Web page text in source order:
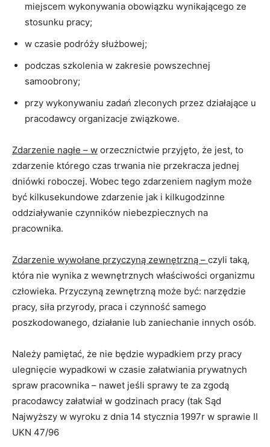
miejscem wykonywania obowiązku wynikającego ze
stosunku pracy;
w czasie podróży służbowej;
podczas szkolenia w zakresie powszechnej
samoobrony;
przy wykonywaniu zadań zleconych przez działające u
pracodawcy organizacje związkowe.
Zdarzenie nagłe – w orzecznictwie przyjęto, że jest, to
zdarzenie którego czas trwania nie przekracza jednej
dniówki roboczej. Wobec tego zdarzeniem nagłym może
być kilkusekundowe zdarzenie jak i kilkugodzinne
oddziaływanie czynników niebezpiecznych na
pracownika.
Zdarzenie wywołane przyczyną zewnętrzną – czyli taką,
która nie wynika z wewnętrznych właściwości organizmu
człowieka. Przyczyną zewnętrzną może być: narzędzie
pracy, siła przyrody, praca i czynność samego
poszkodowanego, działanie lub zaniechanie innych osób.
Należy pamiętać, że nie będzie wypadkiem przy pracy
ulegnięcie wypadkowi w czasie załatwiania prywatnych
spraw pracownika – nawet jeśli sprawy te za zgodą
pracodawcy załatwiał w godzinach pracy (tak Sąd
Najwyższy w wyroku z dnia 14 stycznia 1997r w sprawie II
UKN 47/96